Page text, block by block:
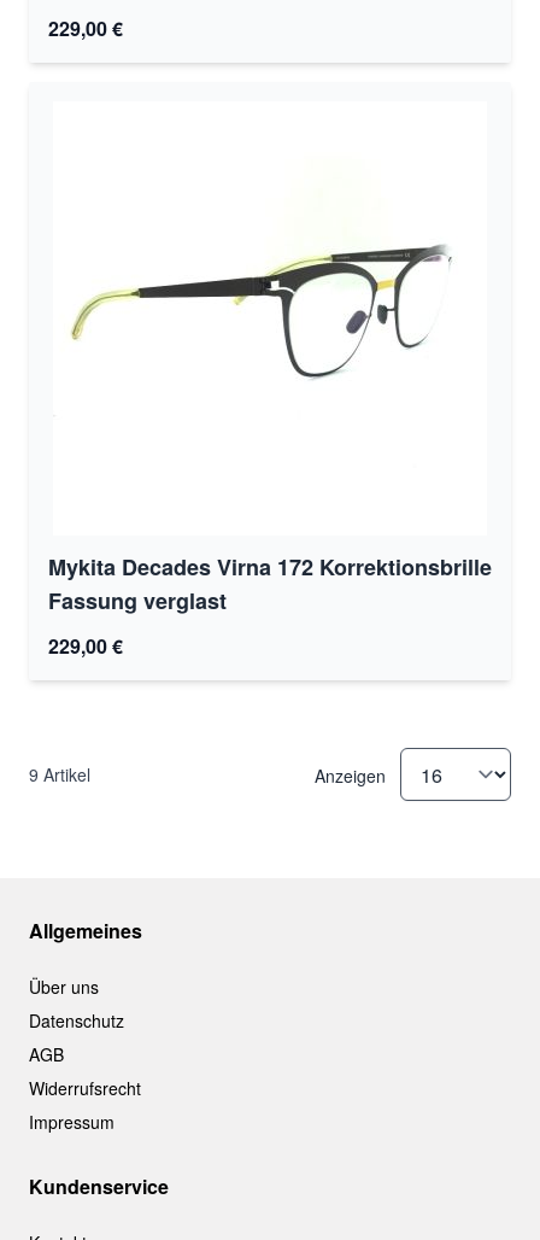
229,00 €
Mykita Decades Virna 172 Korrektionsbrille
Fassung verglast
229,00 €
9 Artikel Anzeigen
Allgemeines
Über uns
Datenschutz
AGB
Widerrufsrecht
Impressum
Kundenservice